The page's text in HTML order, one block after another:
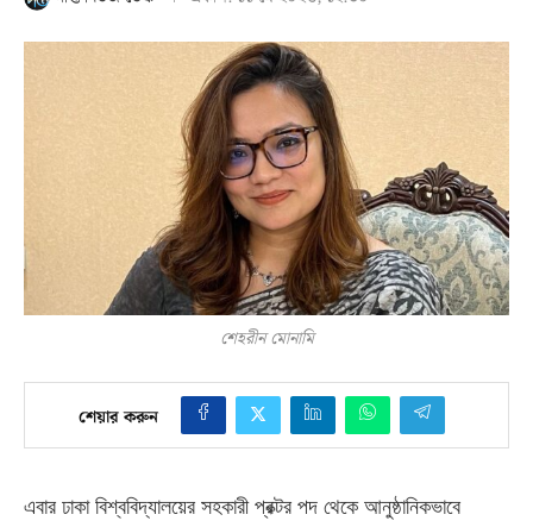
শেহরীন মোনামি
শেয়ার করুন
এবার ঢাকা বিশ্ববিদ্যালয়ের সহকারী প্রক্টর পদ থেকে আনুষ্ঠানিকভাবে